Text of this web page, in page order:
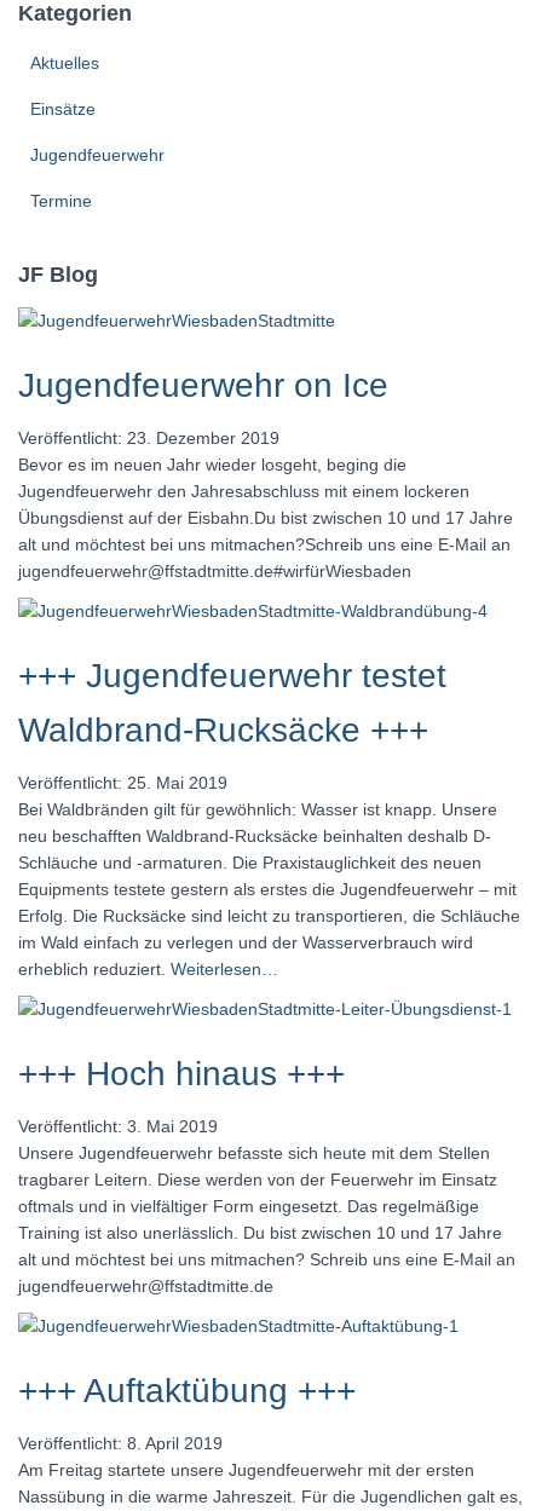
Kategorien
Aktuelles
Einsätze
Jugendfeuerwehr
Termine
JF Blog
Jugendfeuerwehr on Ice
Veröffentlicht: 23. Dezember 2019
Bevor es im neuen Jahr wieder losgeht, beging die
Jugendfeuerwehr den Jahresabschluss mit einem lockeren
Übungsdienst auf der Eisbahn.Du bist zwischen 10 und 17 Jahre
alt und möchtest bei uns mitmachen?Schreib uns eine E-Mail an
jugendfeuerwehr@ffstadtmitte.de#wirfürWiesbaden
+++ Jugendfeuerwehr testet
Waldbrand-Rucksäcke +++
Veröffentlicht: 25. Mai 2019
Bei Waldbränden gilt für gewöhnlich: Wasser ist knapp. Unsere
neu beschafften Waldbrand-Rucksäcke beinhalten deshalb D-
Schläuche und -armaturen. Die Praxistauglichkeit des neuen
Equipments testete gestern als erstes die Jugendfeuerwehr – mit
Erfolg. Die Rucksäcke sind leicht zu transportieren, die Schläuche
im Wald einfach zu verlegen und der Wasserverbrauch wird
erheblich reduziert. Weiterlesen…
+++ Hoch hinaus +++
Veröffentlicht: 3. Mai 2019
Unsere Jugendfeuerwehr befasste sich heute mit dem Stellen
tragbarer Leitern. Diese werden von der Feuerwehr im Einsatz
oftmals und in vielfältiger Form eingesetzt. Das regelmäßige
Training ist also unerlässlich. Du bist zwischen 10 und 17 Jahre
alt und möchtest bei uns mitmachen? Schreib uns eine E-Mail an
jugendfeuerwehr@ffstadtmitte.de
+++ Auftaktübung +++
Veröffentlicht: 8. April 2019
Am Freitag startete unsere Jugendfeuerwehr mit der ersten
Nassübung in die warme Jahreszeit. Für die Jugendlichen galt es,